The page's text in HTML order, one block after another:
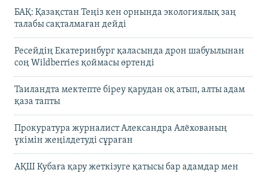
БАҚ: Қазақстан Теңіз кен орнында экологиялық заң
талабы сақталмаған дейді
Ресейдің Екатеринбург қаласында дрон шабуылынан
соң Wildberries қоймасы өртенді
Таиландта мектепте біреу қарудан оқ атып, алты адам
қаза тапты
Прокуратура журналист Александра Алёхованың
үкімін жеңілдетуді сұраған
АҚШ Кубаға қару жеткізуге қатысы бар адамдар мен